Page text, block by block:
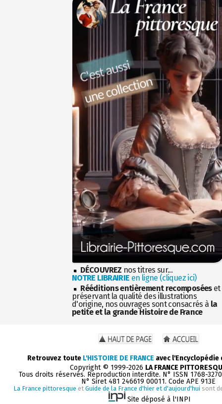
DÉCOUVREZ nos titres sur...
NOTRE LIBRAIRIE en ligne (cliquez ici)
Rééditions entièrement recomposéeset
préservant la qualité des illustrations
d'origine, nos ouvrages sont consacrés à la
petite et la grande Histoire de France
Retrouvez toute L'HISTOIRE DE FRANCE avec
Copyright © 1999-2026 LA FRANCE
Tous droits réservés. Reproduction interdite. N° ISSN 1768-
N° Siret 481 246619 00011. Code APE 913E
La France pittoresque et Guide de la France d'hier et d'aujourd'hui sont
Site déposé à l'INPI